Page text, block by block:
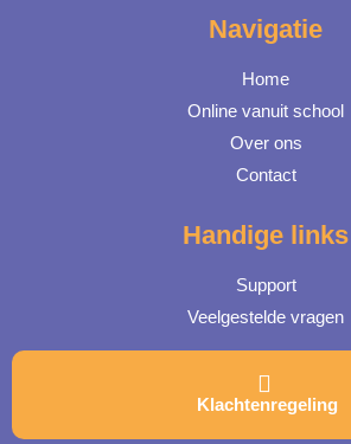
Navigatie
Home
Online vanuit school
Over ons
Contact
Handige links
Support
Veelgestelde vragen
Klachtenregeling